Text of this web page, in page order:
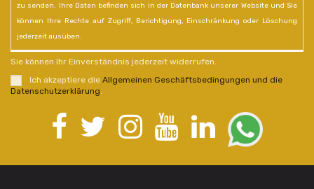
zu senden. Ihre Daten befinden sich in der Datenbank unserer Website und Sie
können Ihre Rechte auf Zugriff, Berichtigung, Einschränkung oder Löschung
jederzeit ausüben.
Sie können Ihr Einverständnis jederzeit widerrufen.
Ich akzeptiere die Allgemeinen Geschäftsbedingungen und die
Datenschutzerklärung.